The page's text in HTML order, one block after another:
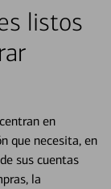
listos
en
que necesita, en
sus cuentas
la